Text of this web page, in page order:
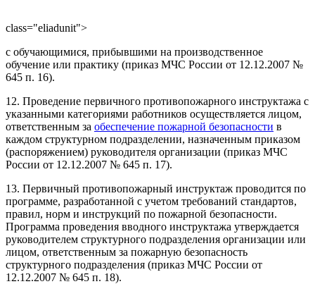
class="eliadunit">
с обучающимися, прибывшими на производственное
обучение или практику (приказ МЧС России от 12.12.2007 №
645 п. 16).
12. Проведение первичного противопожарного инструктажа с
указанными категориями работников осуществляется лицом,
ответственным за обеспечение пожарной безопасности в
каждом структурном подразделении, назначенным приказом
(распоряжением) руководителя организации (приказ МЧС
России от 12.12.2007 № 645 п. 17).
13. Первичный противопожарный инструктаж проводится по
программе, разработанной с учетом требований стандартов,
правил, норм и инструкций по пожарной безопасности.
Программа проведения вводного инструктажа утверждается
руководителем структурного подразделения организации или
лицом, ответственным за пожарную безопасность
структурного подразделения (приказ МЧС России от
12.12.2007 № 645 п. 18).